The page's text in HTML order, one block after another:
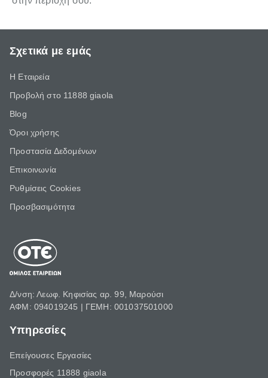
Σχετικά με εμάς
Η Εταιρεία
Προβολή στο 11888 giaola
Blog
Όροι χρήσης
Προστασία Δεδομένων
Επικοινωνία
Ρυθμίσεις Cookies
Προσβασιμότητα
Δ/νση: Λεωφ. Κηφισίας αρ. 99, Μαρούσι
ΑΦΜ: 094019245 | ΓΕΜΗ: 001037501000
Υπηρεσίες
Επείγουσες Εργασίες
Προσφορές 11888 giaola